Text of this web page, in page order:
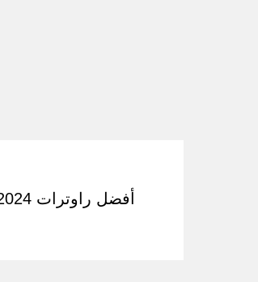
أفضل راوترات 2024